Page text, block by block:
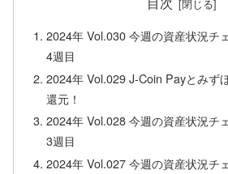
2024年 Vol.030 今週の資産状況チ
4週目
2024年 Vol.029 J-Coin Payとみず
還元！
2024年 Vol.028 今週の資産状況チ
3週目
2024年 Vol.027 今週の資産状況チ